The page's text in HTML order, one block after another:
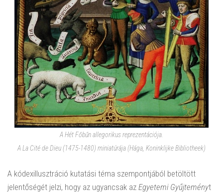
A Hét Főbűn allegorikus reprezentációja
A La Cité de Dieu(1475-1480) miniatúrája (Hága, Koninklijke Bibliotheek)
A kódexillusztráció kutatási téma szempontjából betöltött
jelentőségét jelzi, hogy az ugyancsak az Egyetemi Gyűjteményt